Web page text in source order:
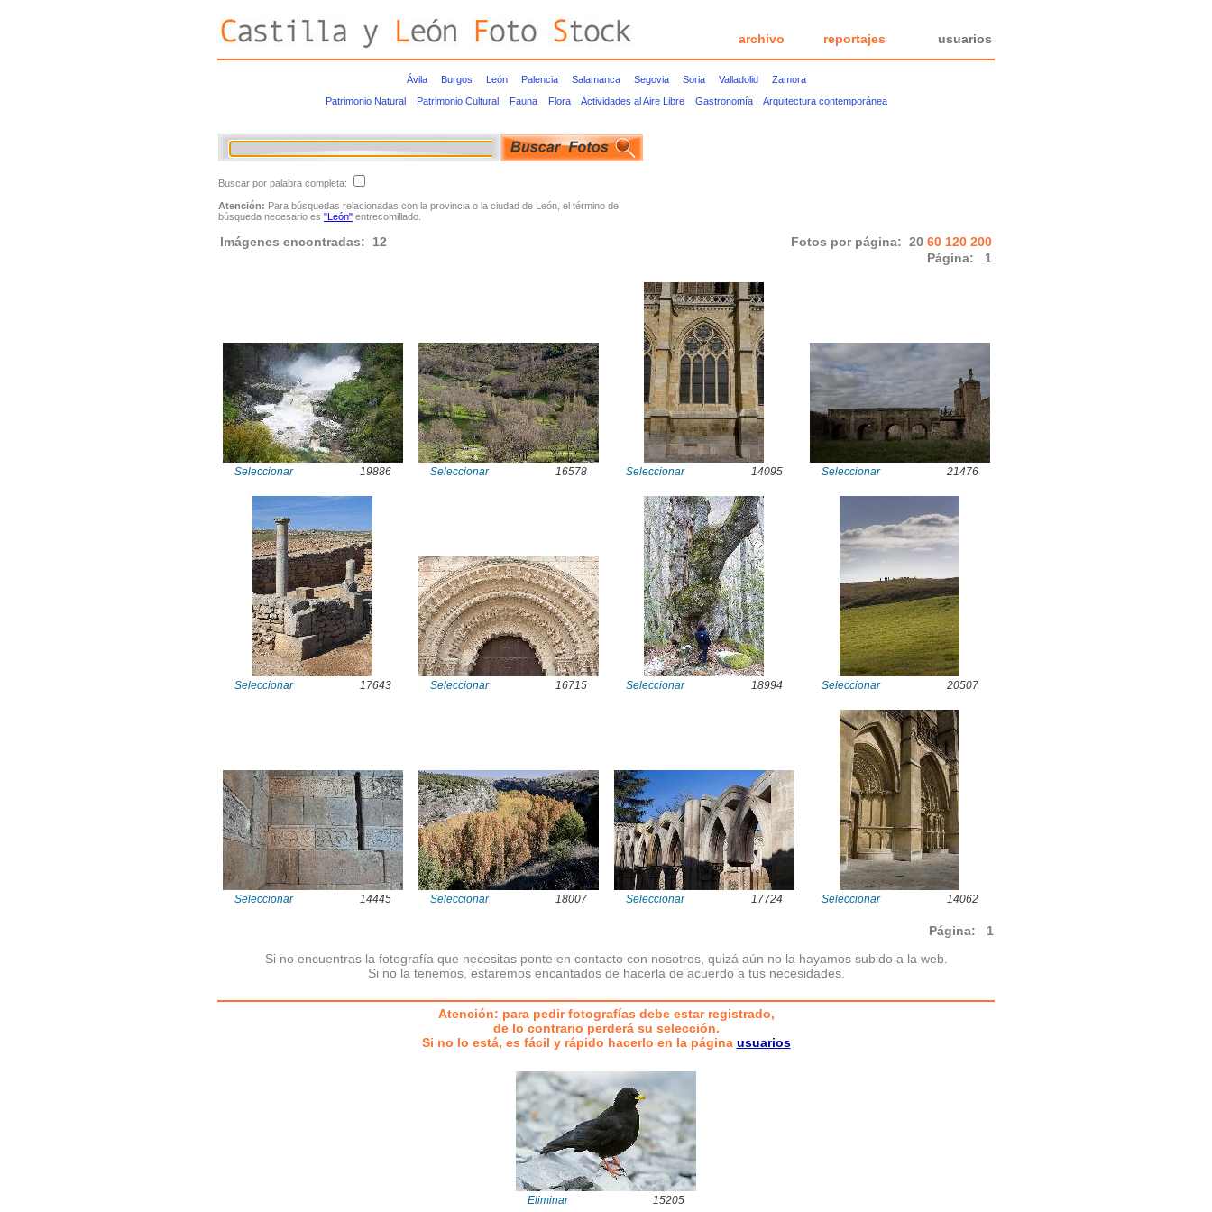
archivo reportajes usuarios
Ávila Burgos León Palencia Salamanca Segovia Soria Valladolid
Zamora
Patrimonio Natural
Patrimonio Cultural Fauna Flora Actividades al Aire Libre Gastronomía Arquitectura contemporánea
Buscar por palabra completa:
Atención: Para búsquedas relacionadas con la provincia o la ciudad de León, el término de
búsqueda necesario es "León" entrecomillado.
Imágenes encontradas: 12 Fotos por página: 20 60 120 200
Página:
1
Seleccionar 19886 Seleccionar 16578 Seleccionar 14095 Seleccionar 21476
Seleccionar 17643 Seleccionar 16715 Seleccionar 18994 Seleccionar 20507
Seleccionar 14445 Seleccionar 18007 Seleccionar 17724 Seleccionar 14062
Página:
1
Si no encuentras la fotografía que necesitas ponte en contacto con nosotros, quizá aún no la hayamos subido a la web.
Si no la tenemos, estaremos encantados de hacerla de acuerdo a tus necesidades.
Atención: para pedir fotografías debe estar registrado,
de lo contrario perderá su selección.
Si no lo está, es fácil y rápido hacerlo en la página usuarios
Eliminar 15205